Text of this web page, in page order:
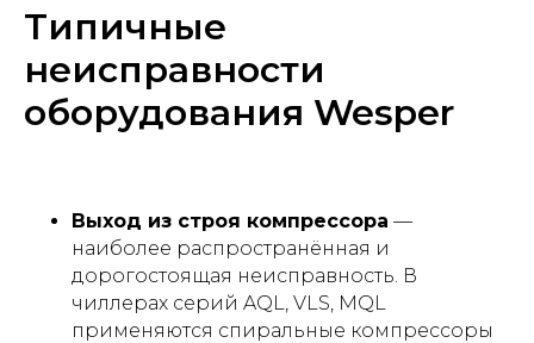
Типичные
неисправности
оборудования Wesper
Выход из строя компрессора —
наиболее распространённая и
дорогостоящая неисправность. В
чиллерах серий AQL, VLS, MQL
применяются спиральные компрессоры